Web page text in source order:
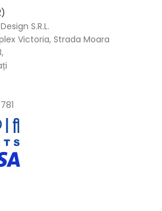
S.R.L.
Victoria, Strada Moara